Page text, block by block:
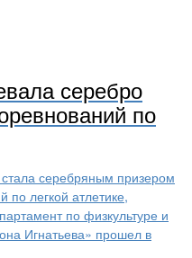
серебро
по
серебряным призером
по легкой атлетике,
по физкультуре и
Игнатьева» прошел в